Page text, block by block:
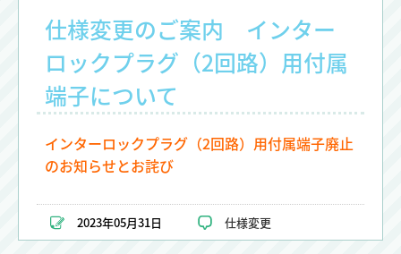
仕様変更のご案内 インター
ロックプラグ（2回路）用付属
端子について
インターロックプラグ（2回路）用付属端子廃止
のお知らせとお詫び
2023年05月31日 仕様変更